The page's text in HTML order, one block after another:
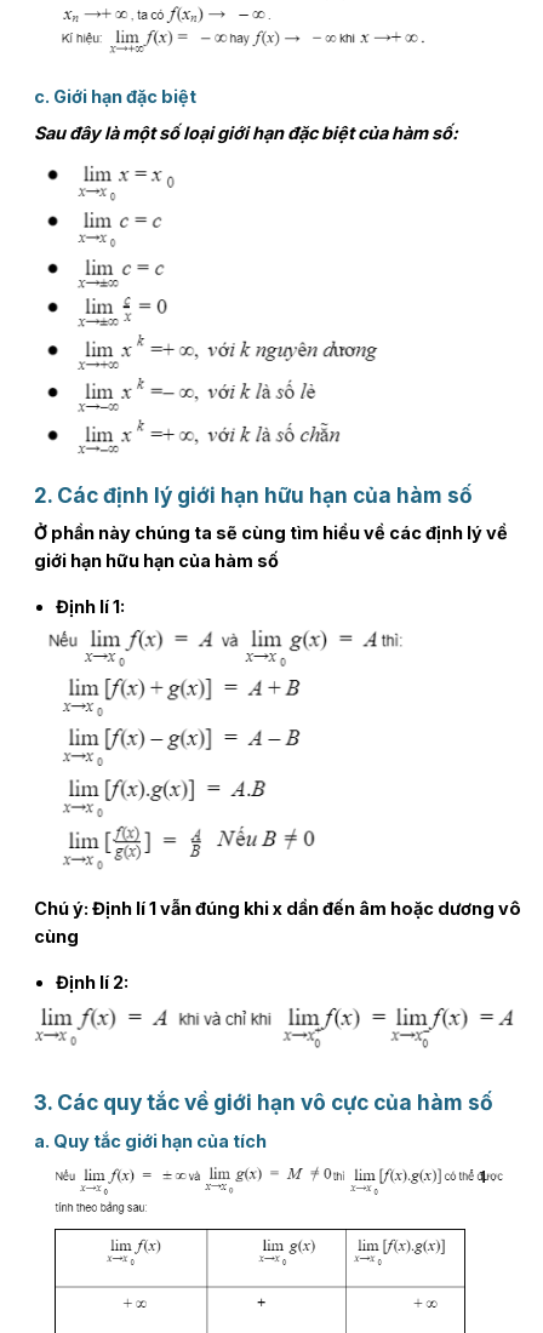
c. Giới hạn đặc biệt
Sau đây là một số loại giới hạn đặc biệt của hàm số:
2. Các định lý giới hạn hữu hạn của hàm số
Ở phần này chúng ta sẽ cùng tìm hiểu về các định lý về
giới hạn hữu hạn của hàm số
Định lí 1:
Chú ý: Định lí 1 vẫn đúng khi x dần đến âm hoặc dương vô
cùng
Định lí 2:
3. Các quy tắc về giới hạn vô cực của hàm số
a. Quy tắc giới hạn của tích